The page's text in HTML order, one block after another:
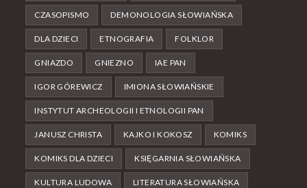
CZASOPISMO DEMONOLOGIA SŁOWIAŃSKA
DLA DZIECI ETNOGRAFIA FOLKLOR
GNIAZDO GNIEZNO IAE PAN
IGOR GÓREWICZ IMIONA SŁOWIAŃSKIE
INSTYTUT ARCHEOLOGII I ETNOLOGII PAN
JANUSZ CHRISTA KAJKO I KOKOSZ KOMIKS
KOMIKS DLA DZIECI KSIĘGARNIA SŁOWIAŃSKA
KULTURA LUDOWA LITERATURA SŁOWIAŃSKA